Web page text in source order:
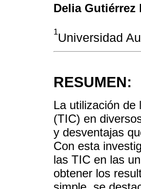
Delia Gutiérrez
1Universidad
RESUMEN:
La utilización
(TIC) en
y desventajas
Con esta
las TIC en las
obtener los